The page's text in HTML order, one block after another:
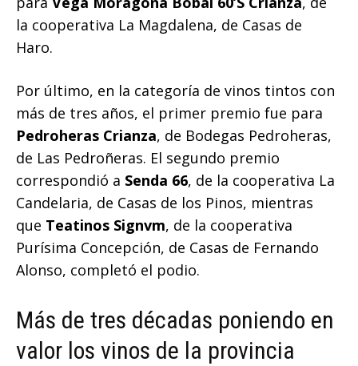
la cooperativa La Magdalena, de Casas de
Haro.
Por último, en la categoría de vinos tintos con
más de tres años, el primer premio fue para
Pedroheras Crianza, de Bodegas Pedroheras,
de Las Pedroñeras. El segundo premio
correspondió a Senda 66, de la cooperativa La
Candelaria, de Casas de los Pinos, mientras
que Teatinos Signvm, de la cooperativa
Purísima Concepción, de Casas de Fernando
Alonso, completó el podio.
Más de tres décadas poniendo en
valor los vinos de la provincia